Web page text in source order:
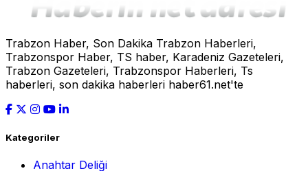
Trabzon Haber, Son Dakika Trabzon Haberleri,
Trabzonspor Haber, TS haber, Karadeniz Gazeteleri,
Trabzon Gazeteleri, Trabzonspor Haberleri, Ts
haberleri, son dakika haberleri haber61.net'te
Kategoriler
Anahtar Deliği